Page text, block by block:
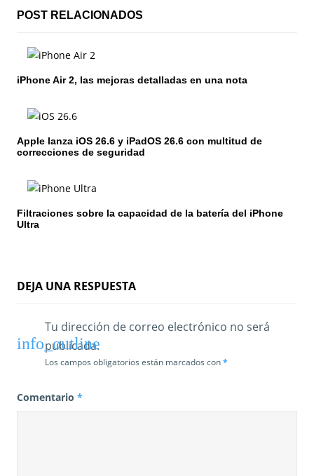
c
ó
d
e
e
n
t
a
a
POST RELACIONADOS
iPhone Air 2, las mejoras detalladas en una nota
Apple lanza iOS 26.6 y iPadOS 26.6 con multitud de
correcciones de seguridad
Filtraciones sobre la capacidad de la batería del iPhone
Ultra
DEJA UNA RESPUESTA
Tu dirección de correo electrónico no será
publicada.
Los campos obligatorios están marcados con*
Comentario *